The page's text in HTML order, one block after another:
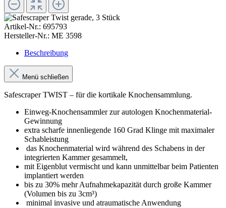
Artikel-Nr.: 695793
Hersteller-Nr.: ME 3598
Beschreibung
Menü schließen
Safescraper TWIST – für die kortikale Knochensammlung.
Einweg-Knochensammler zur autologen Knochenmaterial-
Gewinnung
extra scharfe innenliegende 160 Grad Klinge mit maximaler
Schableistung
das Knochenmaterial wird während des Schabens in der
integrierten Kammer gesammelt,
mit Eigenblut vermischt und kann unmittelbar beim Patienten
implantiert werden
bis zu 30% mehr Aufnahmekapazität durch große Kammer
(Volumen bis zu 3cm³)
minimal invasive und atraumatische Anwendung